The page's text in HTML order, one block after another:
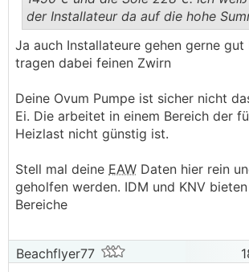
..
der Installateur da auf die hohe
Ja auch Installateure gehen gerne gut
tragen dabei feinen Zwirn
Deine Ovum Pumpe ist sicher nicht
Ei. Die arbeitet in einem Bereich der
Heizlast nicht günstig ist.
Stell mal deine EAW Daten hier rein
geholfen werden. IDM und KNV
Bereiche
Beachflyer77